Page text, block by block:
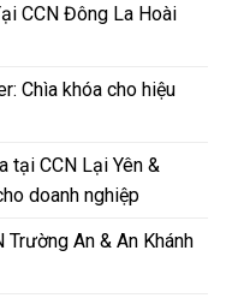
CCN Đông La Hoài
Chìa khóa cho hiệu
tại CCN Lại Yên &
doanh nghiệp
Trường An & An Khánh